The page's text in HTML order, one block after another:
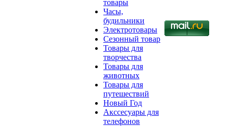
товары
Часы,
будильники
Электротовары
Сезонный товар
Товары для
творчества
Товары для
животных
Товары для
путешествий
Новый Год
Акссесуары для
телефонов